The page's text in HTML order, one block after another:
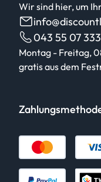
Wir sind hier, um
043 55 07 333
Montag - Freitag,
gratis aus dem